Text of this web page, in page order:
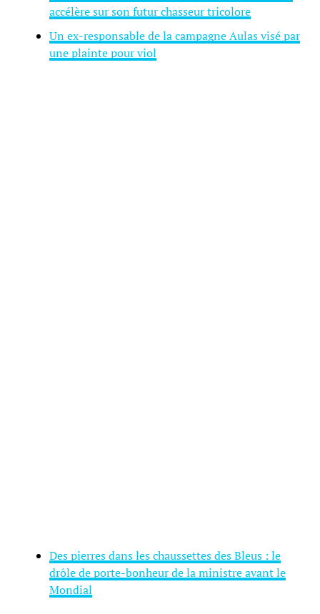
accélère sur son futur chasseur tricolore
Un ex-responsable de la campagne Aulas visé par
une plainte pour viol
Des pierres dans les chaussettes des Bleus : le
drôle de porte-bonheur de la ministre avant le
Mondial